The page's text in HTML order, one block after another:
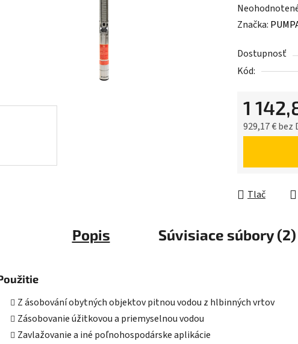
Priemerné
hodnotenie
je
0,0
hviezdičiek.
Značka:
Dostupnosť
Kód:
1
929,17 € bez
Tlač
Popis Súvisiace súbory (2)
Z ásobování obytných objektov pitnou vodou z hlbinných vrtov
Zásobovanie úžitkovou a priemyselnou vodou
Zavlažovanie a iné poľnohospodárske aplikácie